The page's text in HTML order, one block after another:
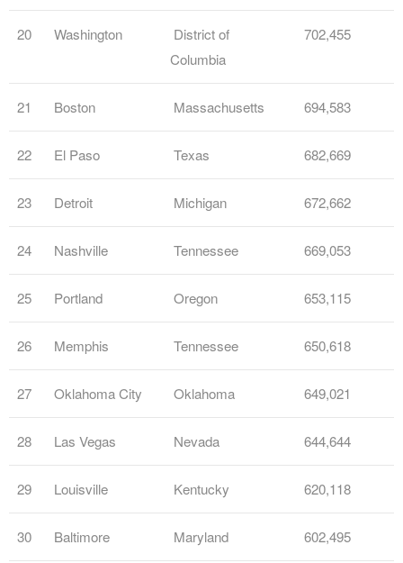
20 Washington
District of
Columbia
702,455
21 Boston Massachusetts 694,583
22 El Paso Texas 682,669
23 Detroit Michigan 672,662
24 Nashville Tennessee 669,053
25 Portland Oregon 653,115
26 Memphis Tennessee 650,618
27 Oklahoma City Oklahoma 649,021
28 Las Vegas Nevada 644,644
29 Louisville Kentucky 620,118
30 Baltimore Maryland 602,495